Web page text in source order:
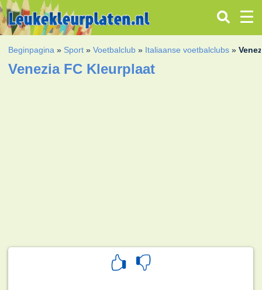
Beginpagina » Sport »Voetbalclub » Italiaanse voetbalclubs »
Venezia FC Kleurplaat